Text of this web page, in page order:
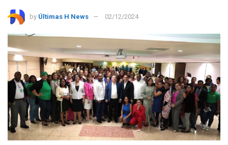
by Últimas H News 02/12/2024